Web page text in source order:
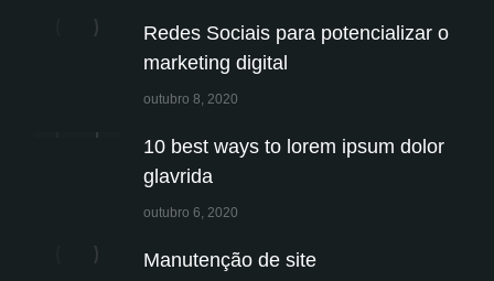
Redes Sociais para potencializar o
marketing digital
outubro 8, 2020
10 best ways to lorem ipsum dolor
glavrida
outubro 6, 2020
Manutenção de site